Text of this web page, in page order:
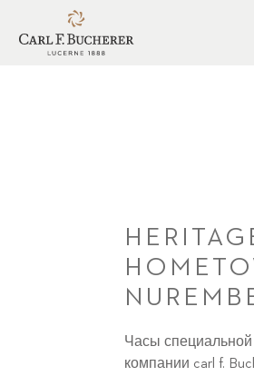
Часы специальной
компании carl f.